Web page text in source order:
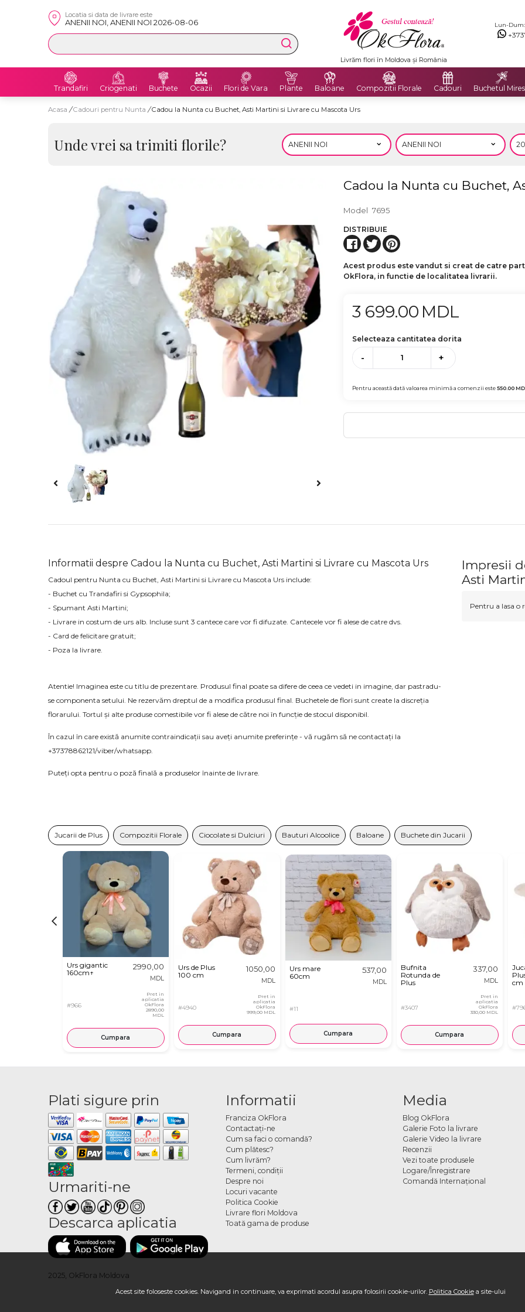
Acest site foloseste cookies. Navigand in continuare, va exprimati acordul asupra folosirii cookie-urilor. Politica Cookiea site-ului
Locatia si data de livrare este
ANENII NOI, ANENII NOI 2026-08-06 Lun-Dum:
Livrăm flori în Moldova și România
Trandafiri Criogenati Buchete Ocazii Flori de Vara Plante Baloane Compozitii Florale Cadouri Buchetul
Acasa / Cadouri pentru Nunta / Cadou la Nunta cu Buchet, Asti Martini si Livrare cu Mascota Urs
Unde vrei sa trimiti florile?
Cadou la Nunta cu Buchet,
Model 7695
DISTRIBUIE
Acest produs este vandut si creat de catre
OkFlora, in functie de localitatea livrarii.
3 699.00 MDL
Selecteaza cantitatea dorita
- +
Pentru această dată valoarea minimă a comenzii este550.00
Informatii despre Cadou la Nunta cu Buchet, Asti Martini si Livrare cu Mascota Urs
Cadoul pentru Nunta cu Buchet, Asti Martini si Livrare cu Mascota Urs include:
- Buchet cu Trandafiri si Gypsophila;
- Spumant Asti Martini;
- Livrare in costum de urs alb. Incluse sunt 3 cantece care vor fi difuzate. Cantecele vor fi alese de catre dvs.
- Card de felicitare gratuit;
- Poza la livrare.
Atentie! Imaginea este cu titlu de prezentare. Produsul final poate sa difere de ceea ce vedeti in imagine, dar pastradu-
se componenta setului. Ne rezervăm dreptul de a modifica produsul final. Buchetele de flori sunt create la discreția
florarului. Tortul și alte produse comestibile vor fi alese de către noi în funcție de stocul disponibil.
În cazul în care există anumite contraindicații sau aveți anumite preferințe - vă rugăm să ne contactați la
+37378862121/viber/whatsapp.
Puteți opta pentru o poză finală a produselor înainte de livrare.
Impresii
Asti
Pentru a lasa o
Jucarii de Plus Compozitii Florale Ciocolate si Dulciuri Bauturi Alcoolice Baloane Buchete din Jucarii
Urs gigantic
160cm↑
#966
2990,00
MDL
Pret in
aplicatia
OkFlora
2890,00
MDL
Cumpara
Urs de Plus
100 cm
#4940
1050,00
MDL
Pret in
aplicatia
OkFlora
999,00 MDL
Cumpara
Urs mare
60cm
#11
537,00
MDL
Cumpara
Bufnita
Rotunda de
Plus
#3407
337,00
MDL
Pret in
aplicatia
OkFlora
330,00 MDL
Cumpara
cm
Plati sigure prin
Urmariti-ne
Descarca aplicatia
2025, OkFlora Moldova
Informatii
Franciza OkFlora
Contactaţi-ne
Cum sa faci o comandă?
Cum plătesc?
Cum livrăm?
Termeni, condiţii
Despre noi
Locuri vacante
Politica Cookie
Livrare flori Moldova
Toată gama de produse
Media
Blog OkFlora
Galerie Foto la livrare
Galerie Video la livrare
Recenzii
Vezi toate produsele
Logare/Înregistrare
Comandă Internațional